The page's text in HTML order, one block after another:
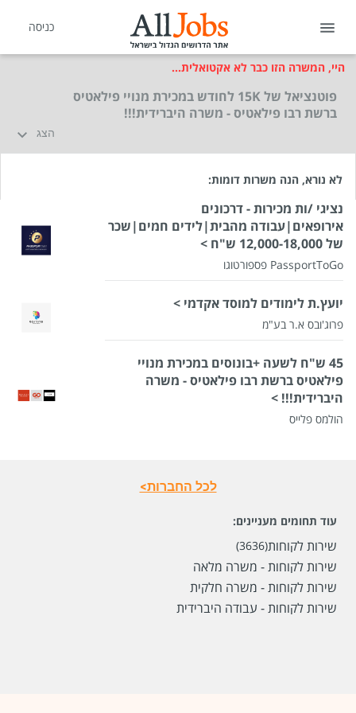
כניסה
היי, המשרה הזו כבר לא אקטואלית...
פוטנציאל של 15K לחודש במכירת מנויי פילאטיס
ברשת רבו פילאטיס - משרה היברידית!!!
הצג
לפני 23 ימים
לא נורא, הנה משרות דומות:
נציגי /ות מכירות - דרכונים
אירופאים|עבודה מהבית|לידים חמים|שכר
של 12,000-18,000 ש"ח >
PassportToGo פספורטוגו
יועץ.ת לימודים למוסד אקדמי >
פרוג'ובס א.ר בע"מ
45 ש"ח לשעה +בונוסים במכירת מנויי
פילאטיס ברשת רבו פילאטיס - משרה
היברידית!!! >
הולמס פלייס
לכל החברות>
עוד תחומים מעניינים:
שירות לקוחות(3636)
שירות לקוחות - משרה מלאה
שירות לקוחות - משרה חלקית
שירות לקוחות - עבודה היברידית